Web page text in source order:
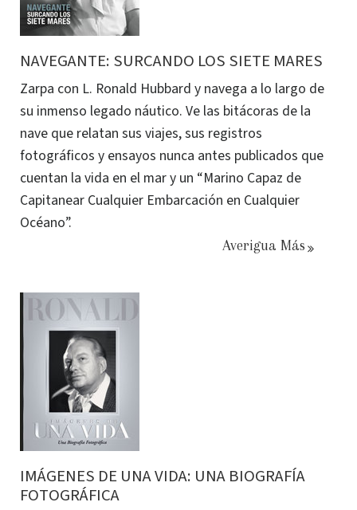
NAVEGANTE: SURCANDO LOS SIETE MARES
Zarpa con L. Ronald Hubbard y navega a lo largo de
su inmenso legado náutico. Ve las bitácoras de la
nave que relatan sus viajes, sus registros
fotográficos y ensayos nunca antes publicados que
cuentan la vida en el mar y un “Marino Capaz de
Capitanear Cualquier Embarcación en Cualquier
Océano”.
Averigua Más
IMÁGENES DE UNA VIDA: UNA BIOGRAFÍA
FOTOGRÁFICA